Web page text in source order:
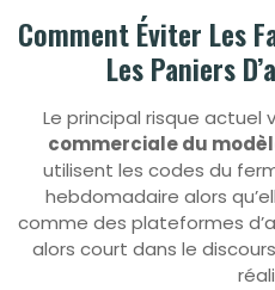
Comment Éviter Les
Les Paniers
Le principal risque actuel
commerciale du
utilisent les codes du
hebdomadaire alors
comme des plateformes
alors court dans le